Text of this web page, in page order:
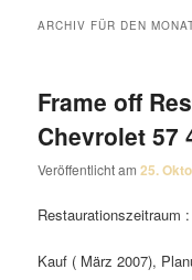
ARCHIV FÜR DEN
Frame off
Chevrolet 57
Veröffentlicht am25.
Restaurationszeitraum
Kauf ( März 2007),